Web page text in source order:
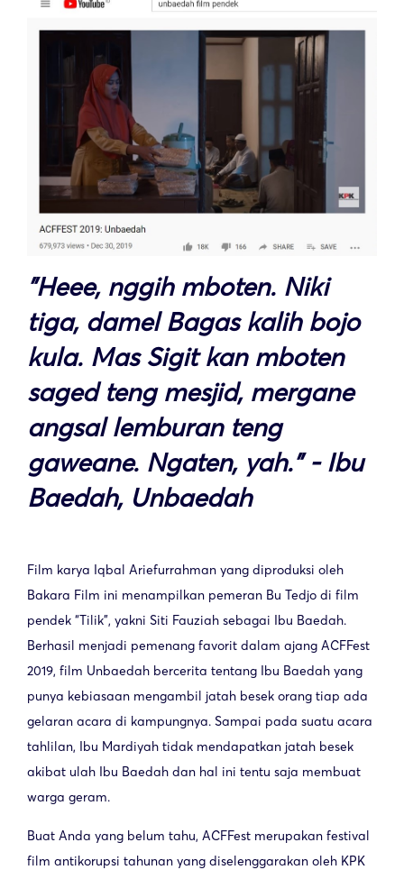
"Heee, nggih mboten. Niki
tiga, damel Bagas kalih bojo
kula. Mas Sigit kan mboten
saged teng mesjid, mergane
angsal lemburan teng
gaweane. Ngaten, yah." - Ibu
Baedah, Unbaedah
Film karya Iqbal Ariefurrahman yang diproduksi oleh
Bakara Film ini menampilkan pemeran Bu Tedjo di film
pendek “Tilik”, yakni Siti Fauziah sebagai Ibu Baedah.
Berhasil menjadi pemenang favorit dalam ajang ACFFest
2019, film Unbaedah bercerita tentang Ibu Baedah yang
punya kebiasaan mengambil jatah besek orang tiap ada
gelaran acara di kampungnya. Sampai pada suatu acara
tahlilan, Ibu Mardiyah tidak mendapatkan jatah besek
akibat ulah Ibu Baedah dan hal ini tentu saja membuat
warga geram.
Buat Anda yang belum tahu, ACFFest merupakan festival
film antikorupsi tahunan yang diselenggarakan oleh KPK